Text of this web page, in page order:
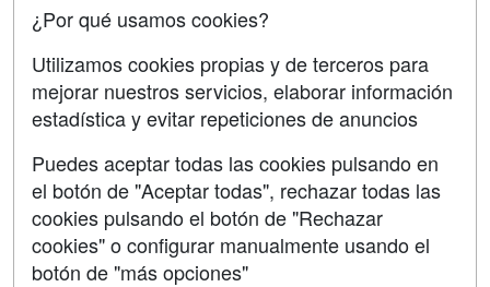
Contactar
Confidencialidad
Aviso legal
Copyleft
¿Por qué usamos cookies?
Utilizamos cookies propias y de terceros para
mejorar nuestros servicios, elaborar información
estadística y evitar repeticiones de anuncios
Puedes aceptar todas las cookies pulsando en
el botón de "Aceptar todas", rechazar todas las
cookies pulsando el botón de "Rechazar
cookies" o configurar manualmente usando el
botón de "más opciones"